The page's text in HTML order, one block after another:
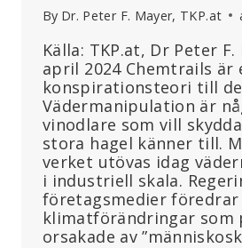
By Dr. Peter F. Mayer, TKP.at
Källa: TKP.at, Dr Peter F.
april 2024 Chemtrails är
konspirationsteori till
Vädermanipulation är
vinodlare som vill
stora hagel känner till.
verket utövas idag
i industriell skala.
företagsmedier
klimatförändringar som
orsakade av